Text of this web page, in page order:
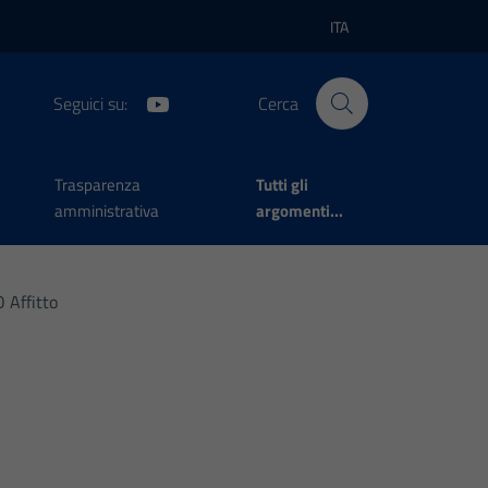
Lingua attiva:
ITA
Seguici su: Cerca
Trasparenza
amministrativa
Tutti gli
argomenti...
Affitto